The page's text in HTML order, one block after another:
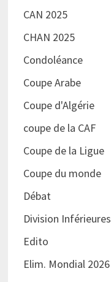
CAN 2025
CHAN 2025
Condoléance
Coupe Arabe
Coupe d'Algérie
coupe de la CAF
Coupe de la Ligue
Coupe du monde
Débat
Division Inférieures
Edito
Elim. Mondial 2026